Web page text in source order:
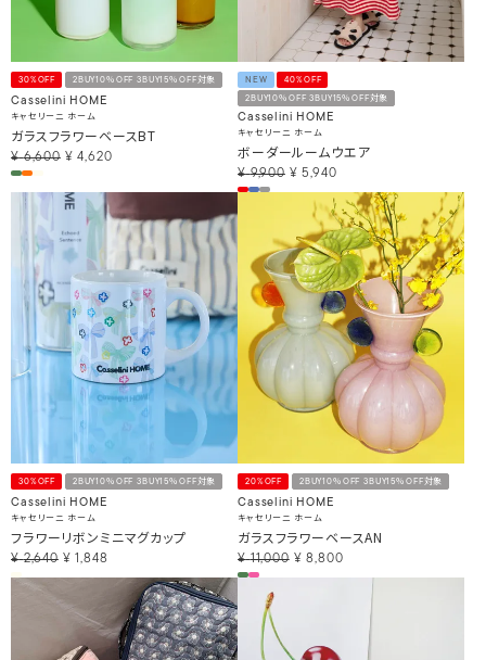
30%OFF 2BUY10％OFF 3BUY15％OFF対象
Casselini HOME
キャセリーニ ホーム
ガラスフラワーベースBT
¥ 6,600 ¥ 4,620
NEW 40%OFF
2BUY10％OFF 3BUY15％OFF対象
Casselini HOME
キャセリーニ ホーム
ボーダールームウエア
¥ 9,900 ¥ 5,940
30%OFF 2BUY10％OFF 3BUY15％OFF対象
Casselini HOME
キャセリーニ ホーム
フラワーリボンミニマグカップ
¥ 2,640 ¥ 1,848
20%OFF 2BUY10％OFF 3BUY15％OFF対象
Casselini HOME
キャセリーニ ホーム
ガラスフラワーベースAN
¥ 11,000 ¥ 8,800